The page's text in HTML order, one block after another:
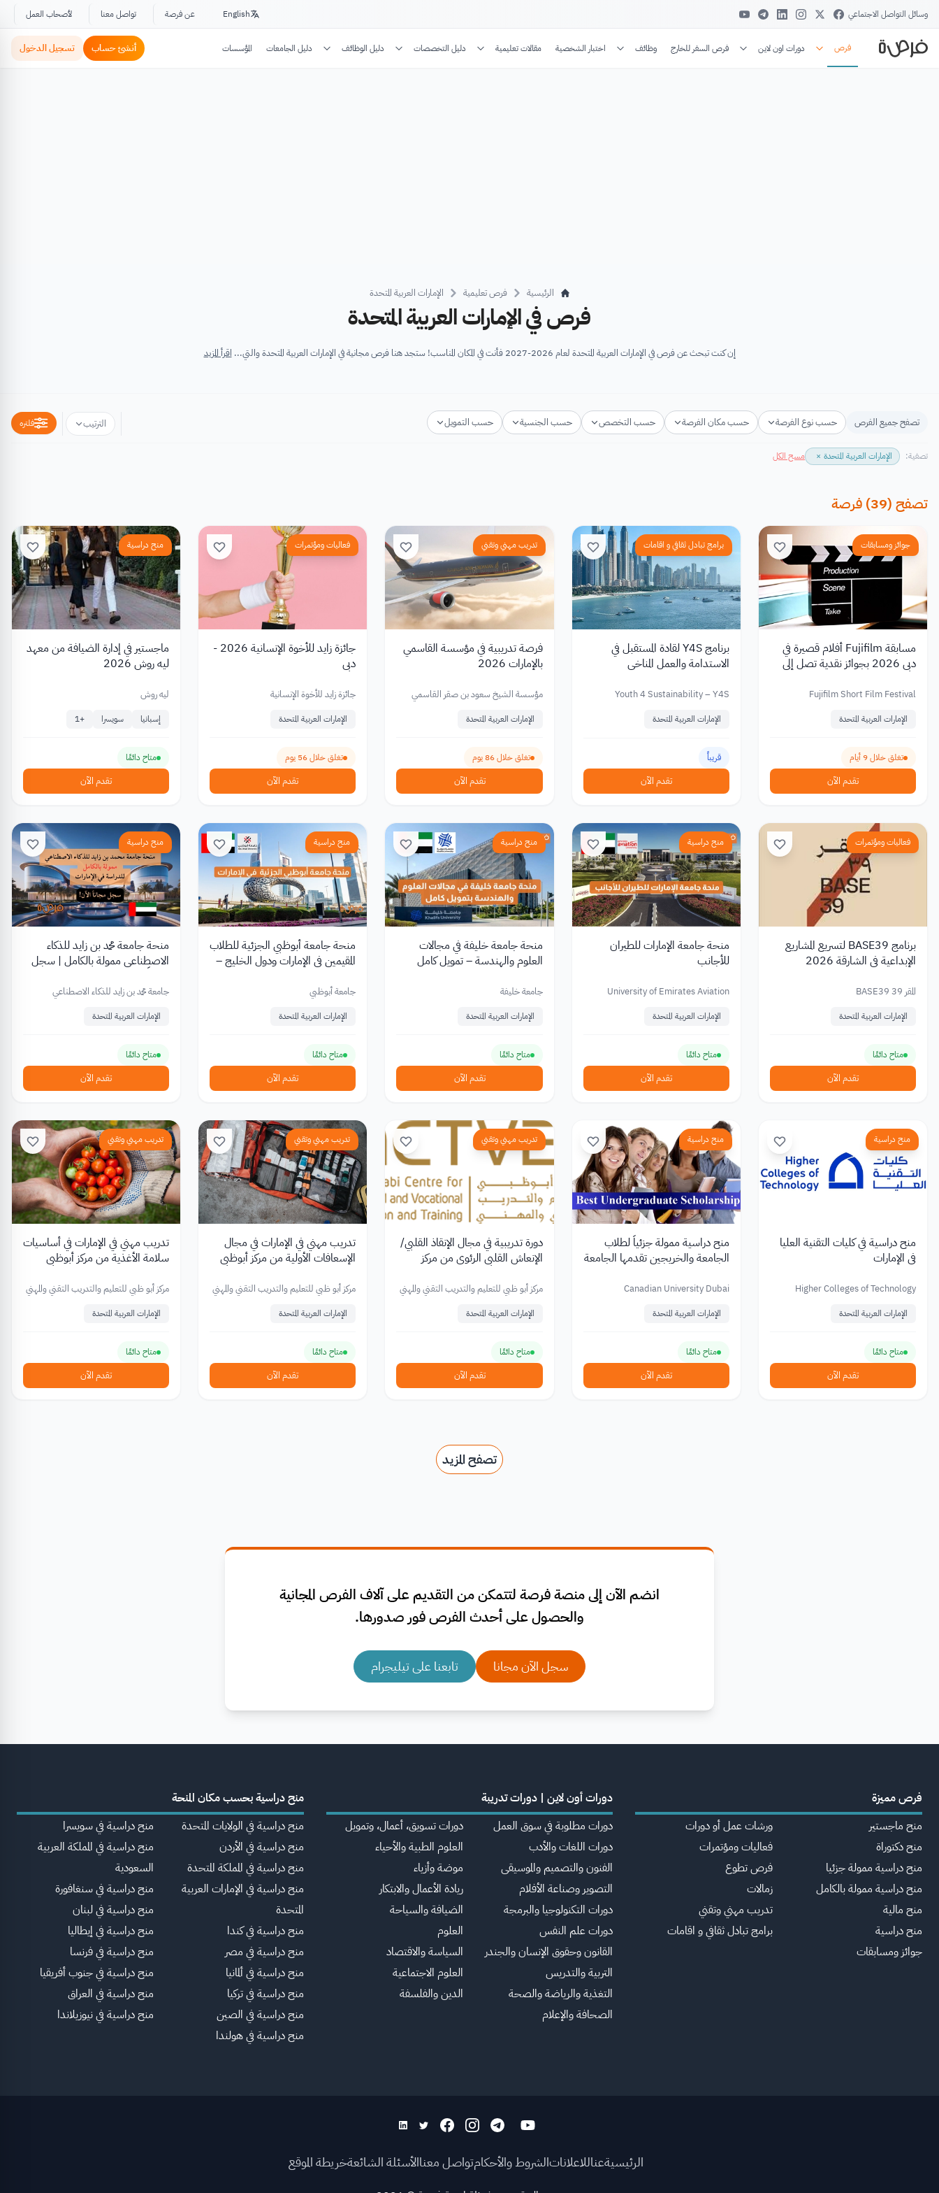
وسائل التواصل الاجتماعي English عن فرصة تواصل معنا لأصحاب العمل
فرص دورات اون لاين فرص السفر للخارج وظائف اختبار الشخصية مقالات تعليمية دليل التخصصات دليل الوظائف دليل الجامعات المؤسسات أنشئ حساب تسجيل الدخول
الرئيسية فرص تعليمية الإمارات العربية المتحدة
فرص في الإمارات العربية المتحدة
إن كنت تبحث عن فرص في الإمارات العربية المتحدة لعام 2026-2027 فأنت في المكان المناسب! ستجد هنا فرص مجانية في الإمارات العربية المتحدة والتي... اقرأ المزيد
تصفح جميع الفرص حسب نوع الفرصة حسب مكان الفرصة حسب التخصص حسب الجنسية حسب التمويل الترتيب فلتره
تصفية: الإمارات العربية المتحدة × مسح الكل
تصفح (
39
) فرصة
جوائز ومسابقات
مسابقة Fujifilm أفلام قصيرة في
دبي 2026 بجوائز نقدية تصل إلى
Fujifilm Short Film Festival
الإمارات العربية المتحدة
تغلق خلال 9 أيام
تقدم الآن
برامج تبادل ثقافي و اقامات
برنامج Y4S لقادة المستقبل في
الاستدامة والعمل المناخي
Youth 4 Sustainability – Y4S
الإمارات العربية المتحدة
قريباً
تقدم الآن
تدريب مهني وتقني
فرصة تدريبية في مؤسسة القاسمي
بالإمارات 2026
مؤسسة الشيخ سعود بن صقر القاسمي
الإمارات العربية المتحدة
تغلق خلال 86 يوم
تقدم الآن
فعاليات ومؤتمرات
جائزة زايد للأخوة الإنسانية 2026 -
دبي
جائزة زايد للأخوة الإنسانية
الإمارات العربية المتحدة
تغلق خلال 56 يوم
تقدم الآن
منح دراسية
ماجستير في إدارة الضيافة من معهد
ليه روش 2026
ليه روش
إسبانيا سويسرا +
1
متاح دائمًا
تقدم الآن
فعاليات ومؤتمرات
برنامج BASE39 لتسريع المشاريع
الإبداعية في الشارقة 2026
المقر 39 BASE39
الإمارات العربية المتحدة
متاح دائمًا
تقدم الآن
منح دراسية
منحة جامعة الإمارات للطيران
للأجانب
University of Emirates Aviation
الإمارات العربية المتحدة
متاح دائمًا
تقدم الآن
منح دراسية
منحة جامعة خليفة في مجالات
العلوم والهندسة – تمويل كامل
جامعة خليفة
الإمارات العربية المتحدة
متاح دائمًا
تقدم الآن
منح دراسية
منحة جامعة أبوظبي الجزئية للطلاب
المقيمين في الإمارات ودول الخليج –
جامعة أبوظبي
الإمارات العربية المتحدة
متاح دائمًا
تقدم الآن
منح دراسية
منحة جامعة محمد بن زايد للذكاء
الاصطناعي ممولة بالكامل | سجل
جامعة محمد بن زايد للذكاء الاصطناعي
الإمارات العربية المتحدة
متاح دائمًا
تقدم الآن
منح دراسية
منح دراسية في كليات التقنية العليا
في الإمارات
Higher Colleges of Technology
الإمارات العربية المتحدة
متاح دائمًا
تقدم الآن
منح دراسية
منح دراسية ممولة جزئياً لطلاب
الجامعة والخريجين تقدمها الجامعة
Canadian University Dubai
الإمارات العربية المتحدة
متاح دائمًا
تقدم الآن
تدريب مهني وتقني
دورة تدريبية في مجال الإنقاذ القلبي/
الإنعاش القلبي الرئوي من مركز
مركز أبو ظبي للتعليم والتدريب التقني والمهني
الإمارات العربية المتحدة
متاح دائمًا
تقدم الآن
تدريب مهني وتقني
تدريب مهني في الإمارات في مجال
الإسعافات الأولية من مركز أبوظبي
مركز أبو ظبي للتعليم والتدريب التقني والمهني
الإمارات العربية المتحدة
متاح دائمًا
تقدم الآن
تدريب مهني وتقني
تدريب مهني في الإمارات في أساسيات
سلامة الأغذية من مركز أبوظبي
مركز أبو ظبي للتعليم والتدريب التقني والمهني
الإمارات العربية المتحدة
متاح دائمًا
تقدم الآن
تصفح المزيد
انضم الآن إلى منصة فرصة لتتمكن من التقديم على آلاف الفرص المجانية
والحصول على أحدث الفرص فور صدورها.
سجل الآن مجانا تابعنا على تيليجرام
فرص مميزة
منح ماجستير
منح دكتوراة
منح دراسية ممولة جزئيا
منح دراسية ممولة بالكامل
منح مالية
منح دراسية
جوائز ومسابقات
ورشات عمل أو دورات
فعاليات ومؤتمرات
فرص تطوع
زمالات
تدريب مهني وتقني
برامج تبادل ثقافي و اقامات
دورات أون لاين | دورات تدريبة
دورات مطلوبة في سوق العمل
دورات اللغات والأدب
الفنون والتصميم والموسيقى
التصوير وصناعة الأفلام
دورات التكنولوجيا والبرمجة
دورات علم النفس
القانون وحقوق الإنسان والجندر
التربية والتدريس
التغذية والرياضة والصحة
الصحافة والإعلام
دورات تسويق، أعمال، وتمويل
العلوم الطبية والأحياء
موضة وأزياء
ريادة الأعمال والابتكار
الضيافة والسياحة
العلوم
السياسة والاقتصاد
العلوم الاجتماعية
الدين والفلسفة
منح دراسية بحسب مكان المنحة
منح دراسية في الولايات المتحدة
منح دراسية في الأردن
منح دراسية في المملكة المتحدة
منح دراسية في الإمارات العربية
المتحدة
منح دراسية في كندا
منح دراسية في مصر
منح دراسية في ألمانيا
منح دراسية في تركيا
منح دراسية في الصين
منح دراسية في هولندا
منح دراسية في سويسرا
منح دراسية في المملكة العربية
السعودية
منح دراسية في سنغافورة
منح دراسية في لبنان
منح دراسية في إيطاليا
منح دراسية في فرنسا
منح دراسية في جنوب أفريقيا
منح دراسية في العراق
منح دراسية في نيوزيلاندا
الرئيسيةعناللاعلاناتالشروط والأحكامتواصل معناالأسئلة الشائعةخريطة الموقع